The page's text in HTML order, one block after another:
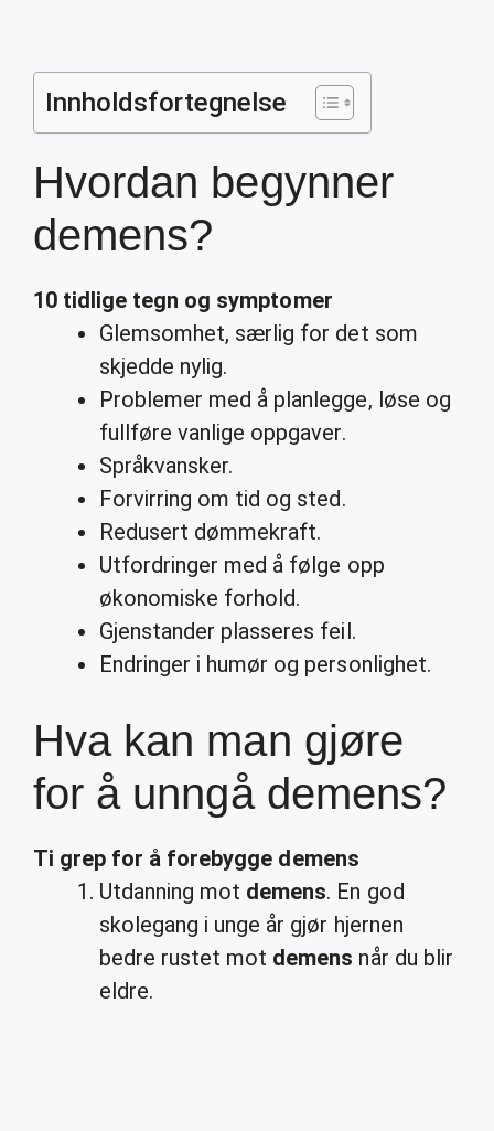
Innholdsfortegnelse
Hvordan begynner
demens?
10 tidlige tegn og symptomer
Glemsomhet, særlig for det som
skjedde nylig.
Problemer med å planlegge, løse og
fullføre vanlige oppgaver.
Språkvansker.
Forvirring om tid og sted.
Redusert dømmekraft.
Utfordringer med å følge opp
økonomiske forhold.
Gjenstander plasseres feil.
Endringer i humør og personlighet.
Hva kan man gjøre
for å unngå demens?
Ti grep for å forebygge demens
Utdanning mot demens. En god
skolegang i unge år gjør hjernen
bedre rustet mot demens når du blir
eldre.